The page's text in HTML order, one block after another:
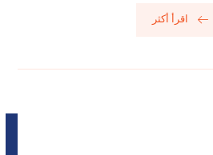
اقرأ أكثر